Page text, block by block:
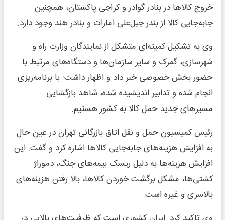
خروج کالاها در بنادر گوادر و کراچی پاکستان، همچنین
جابه‌جایی کالا از بندر جبل‌علی امارات و بنادر هند وجود دارد.
وی به تشکیل کمیته‌ای متشکل از نمایندگان وزارت راه و
شهرسازی، گمرک و سایر سازمان‌ها و دستگاه‌های مرتبط با
حضور بخش خصوصی خبر داد و اظهار داشت: با برنامه‌ریزی
انجام شده و تدابیر اندیشیده شده، شاهد بازگشایی
مسیرهای جدید حمل کالا به کشور هستیم.
رئیس کمیسیون حمل و نقل اتاق بازرگانی تهران در عین حال
به افزایش هزینه‌های جابه‌جایی کالاها اشاره کرد و گفت: این
افزایش هزینه‌ها به دلیل ریسک بیمه‌های جنگ، دموراژ
کشتی‌ها، مشکل برگشت خوردن کالاها، بالا رفتن هزینه‌های
بالاسری و غیره است.